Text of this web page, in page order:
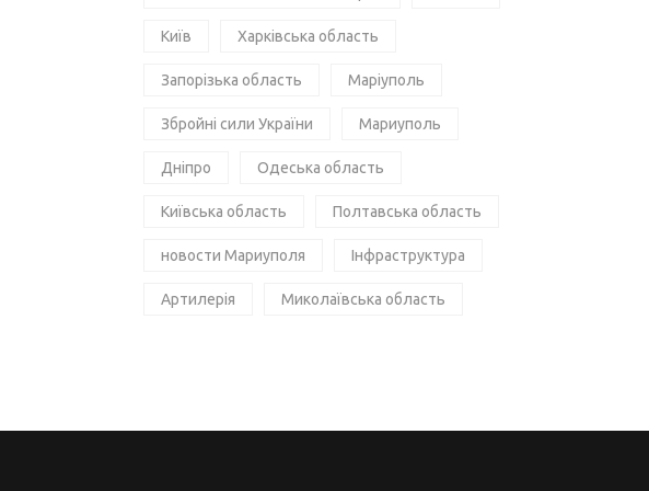
Київ Харківська область
Запорізька область Маріуполь
Збройні сили України Мариуполь
Дніпро Одеська область
Київська область Полтавська область
новости Мариуполя Інфраструктура
Артилерія Миколаївська область